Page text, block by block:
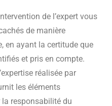
de l’expert vous
de manière
en ayant la certitude que
et pris en compte.
réalisée par
les éléments
la responsabilité du